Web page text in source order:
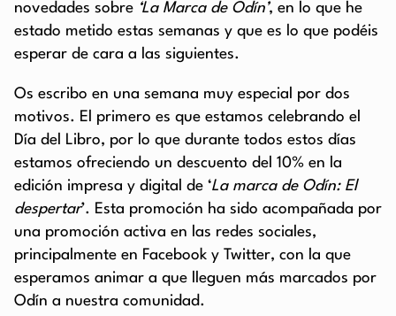
novedades sobre ‘La Marca de Odín’, en lo que he
estado metido estas semanas y que es lo que podéis
esperar de cara a las siguientes.
Os escribo en una semana muy especial por dos
motivos. El primero es que estamos celebrando el
Día del Libro, por lo que durante todos estos días
estamos ofreciendo un descuento del 10% en la
edición impresa y digital de ‘La marca de Odín: El
despertar’. Esta promoción ha sido acompañada por
una promoción activa en las redes sociales,
principalmente en Facebook y Twitter, con la que
esperamos animar a que lleguen más marcados por
Odín a nuestra comunidad.